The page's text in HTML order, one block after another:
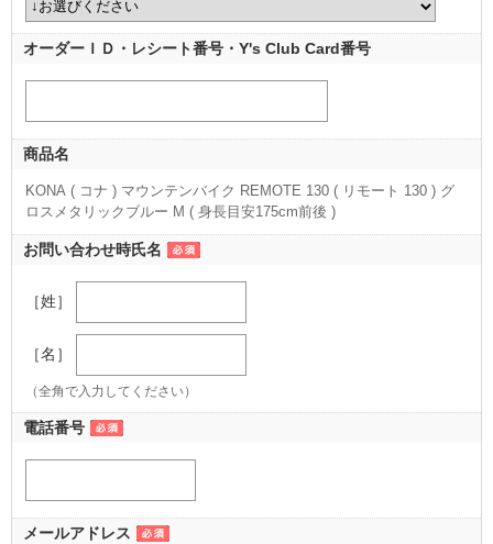
オーダーＩＤ・レシート番号・Y's Club Card番号
商品名
KONA ( コナ ) マウンテンバイク REMOTE 130 ( リモート 130 ) グ
ロスメタリックブルー M ( 身長目安175cm前後 )
（M ( 身長目安175cm前後 ) グロスメタリックブルー）
お問い合わせ時氏名
［姓］
［名］
（全角で入力してください）
電話番号
メールアドレス